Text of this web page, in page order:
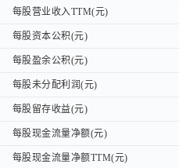
每股营业收入TTM(元)
每股资本公积(元)
每股盈余公积(元)
每股未分配利润(元)
每股留存收益(元)
每股现金流量净额(元)
每股现金流量净额TTM(元)
每股营业收入TTM(元)
每股资本公积(元)
每股盈余公积(元)
每股未分配利润(元)
每股留存收益(元)
每股现金流量净额(元)
每股现金流量净额TTM(元)